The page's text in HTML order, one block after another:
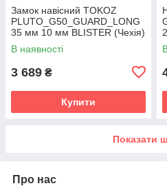
Замок навісний TOKOZ
PLUTO_G50_GUARD_LONG
35 мм 10 мм BLISTER (Чехія)
В наявності
3 689 ₴
Купити
Показати
Про нас